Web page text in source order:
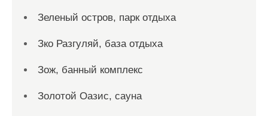
Зеленый остров, парк отдыха
Зко Разгуляй, база отдыха
Зож, банный комплекс
Золотой Оазис, сауна